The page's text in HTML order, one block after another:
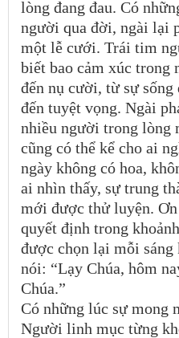
lòng đang đau. Có
người qua đời, ngài lại
một lễ cưới. Trái tim
biết bao cảm xúc trong
đến nụ cười, từ sự
đến tuyệt vọng. Ngài
nhiều người trong lòng
cũng có thể kể cho ai
ngày không có hoa,
ai nhìn thấy, sự trung
mới được thử luyện.
quyết định trong
được chọn lại mỗi
nói: “Lạy Chúa, hôm
Chúa.”
Có những lúc sự mong
Người linh mục từng